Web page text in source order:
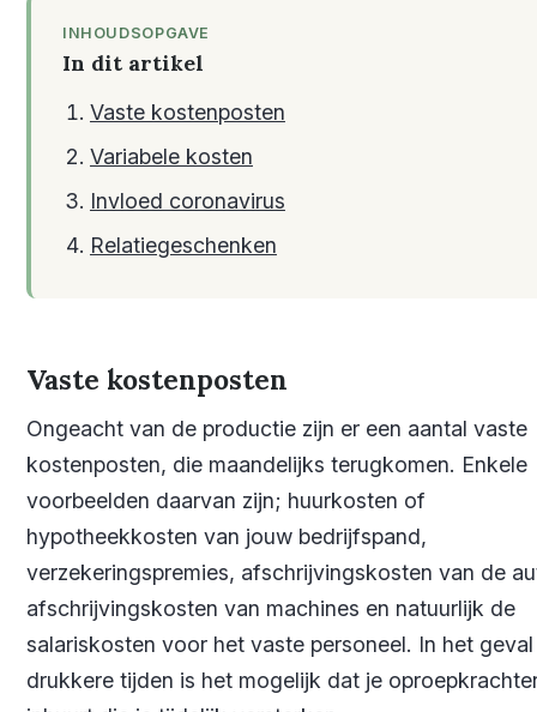
INHOUDSOPGAVE
In dit artikel
Vaste kostenposten
Variabele kosten
Invloed coronavirus
Relatiegeschenken
Vaste kostenposten
Ongeacht van de productie zijn er een aantal vaste
kostenposten, die maandelijks terugkomen. Enkele
voorbeelden daarvan zijn; huurkosten of
hypotheekkosten van jouw bedrijfspand,
verzekeringspremies, afschrijvingskosten van de
afschrijvingskosten van machines en natuurlijk de
salariskosten voor het vaste personeel. In het
drukkere tijden is het mogelijk dat je